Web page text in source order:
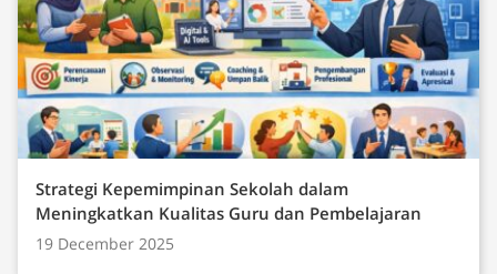
Strategi Kepemimpinan Sekolah dalam
Meningkatkan Kualitas Guru dan Pembelajaran
19 December 2025